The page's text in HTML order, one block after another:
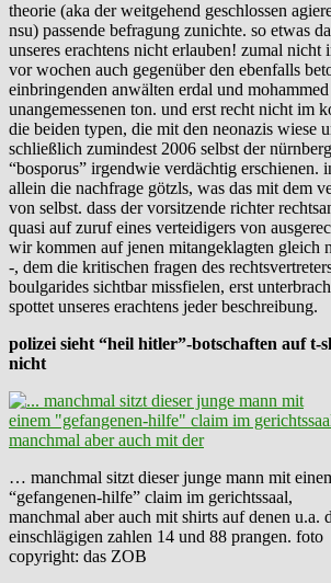
theorie (aka der weitgehend geschlossen
nsu) passende befragung zunichte. so etwas
unseres erachtens nicht erlauben! zumal nicht
vor wochen auch gegenüber den ebenfalls
einbringenden anwälten erdal und
unangemessenen ton. und erst recht nicht im
die beiden typen, die mit den neonazis wiese
schließlich zumindest 2006 selbst der
“bosporus” irgendwie verdächtig erschienen.
allein die nachfrage götzls, was das mit dem
von selbst. dass der vorsitzende richter
quasi auf zuruf eines verteidigers von
wir kommen auf jenen mitangeklagten gleich
-, dem die kritischen fragen des
boulgarides sichtbar missfielen, erst
spottet unseres erachtens jeder beschreibung.
polizei sieht “heil hitler”-botschaften auf t-
nicht
… manchmal sitzt dieser junge mann mit
“gefangenen-hilfe” claim im gerichtssaal,
manchmal aber auch mit shirts auf denen u.a.
einschlägigen zahlen 14 und 88 prangen. foto
copyright: das ZOB